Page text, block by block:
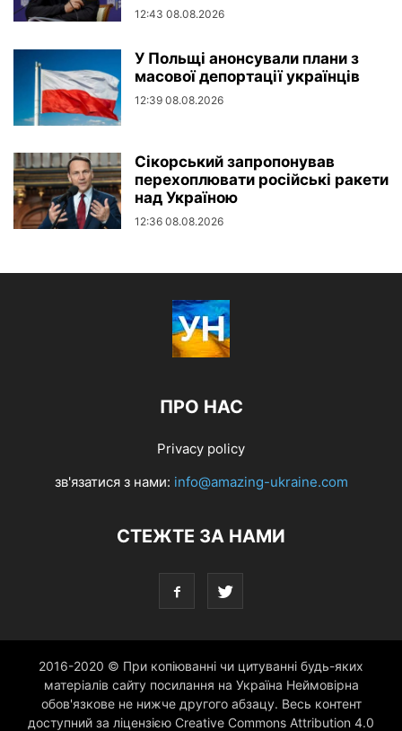
12:43 08.08.2026
У Польщі анонсували плани з
масової депортації українців
12:39 08.08.2026
Сікорський запропонував
перехоплювати російські ракети
над Україною
12:36 08.08.2026
ПРО НАС
Privacy policy
зв'язатися з нами: info@amazing-ukraine.com
СТЕЖТЕ ЗА НАМИ
2016-2020 © При копіюванні чи цитуванні будь-яких
матеріалів сайту посилання на Україна Неймовірна
обов'язкове не нижче другого абзацу. Весь контент
доступний за ліцензією Creative Commons Attribution 4.0